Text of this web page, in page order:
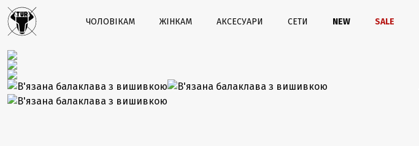
ЧОЛОВІКАМ ЖІНКАМ АКСЕСУАРИ СЕТИ NEW SALE